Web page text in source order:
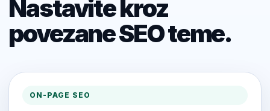
Nastavite kroz
povezane SEO teme.
ON-PAGE SEO